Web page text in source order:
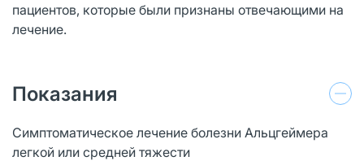
пациентов, которые были признаны отвечающими на
лечение.
Показания
Симптоматическое лечение болезни Альцгеймера
легкой или средней тяжести